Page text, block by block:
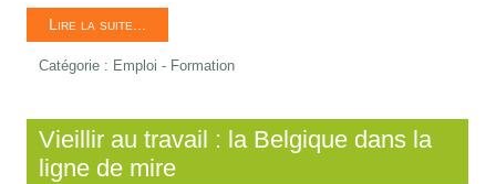
Lire la suite...
Catégorie : Emploi - Formation
Vieillir au travail : la Belgique dans la
ligne de mire